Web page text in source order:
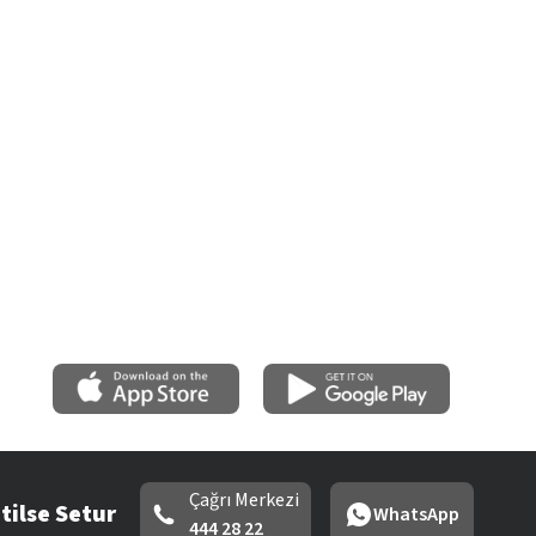
Setur
Çağrı Merkezi
444 28 22
WhatsApp